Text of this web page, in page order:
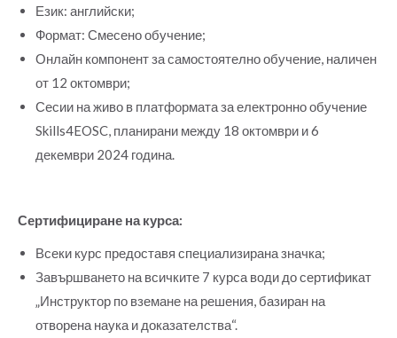
Език: английски;
Формат: Смесено обучение;
Онлайн компонент за самостоятелно обучение, наличен
от 12 октомври;
Сесии на живо в платформата за електронно обучение
Skills4EOSC, планирани между 18 октомври и 6
декември 2024 година.
Сертифициране на курса:
Всеки курс предоставя специализирана значка;
Завършването на всичките 7 курса води до сертификат
„Инструктор по вземане на решения, базиран на
отворена наука и доказателства“.